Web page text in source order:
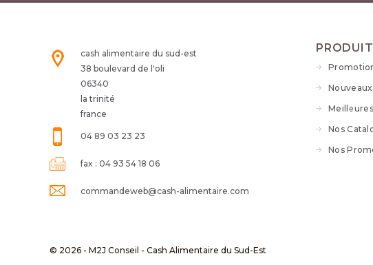
cash alimentaire du sud-est
38 boulevard de l'oli
06340
la trinité
france
04 89 03 23 23
fax : 04 93 54 18 06
commandeweb@cash-alimentaire.com
Nos
Nos
© 2026 - M2J Conseil - Cash Alimentaire du Sud-Est